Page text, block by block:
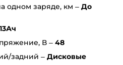
одном заряде, км – До
В – 48
задний – Дисковые